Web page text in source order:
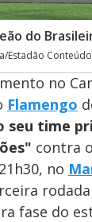
do
Estadão Conteúdo
no
Flamengo
seu time
contra o
no
rodada
fase do